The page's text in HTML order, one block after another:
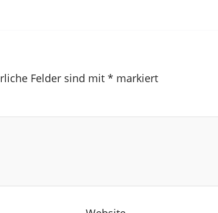
Felder sind mit * markiert